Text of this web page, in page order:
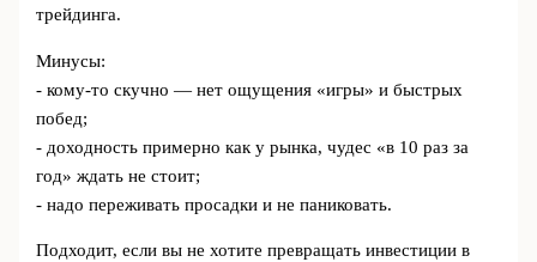
трейдинга.
Минусы:
- кому-то скучно — нет ощущения «игры» и быстрых
побед;
- доходность примерно как у рынка, чудес «в 10 раз за
год» ждать не стоит;
- надо переживать просадки и не паниковать.
Подходит, если вы не хотите превращать инвестиции в